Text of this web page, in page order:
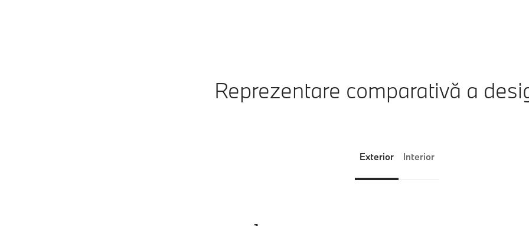
Reprezentare comparativă a
Exterior Interior